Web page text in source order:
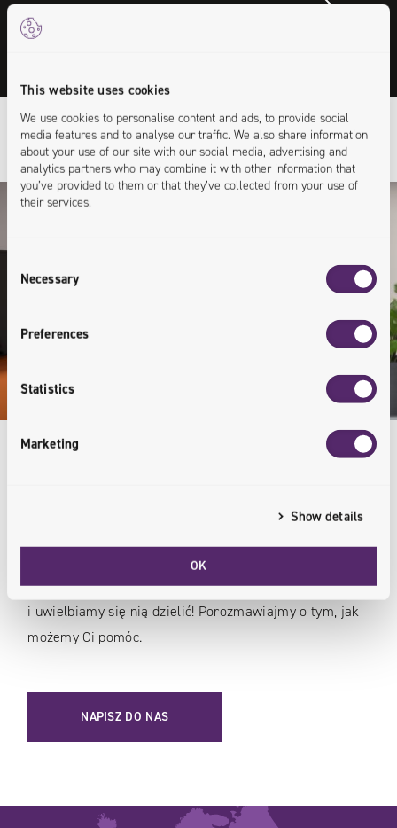
This website uses cookies
We use cookies to personalise content and ads, to provide social
media features and to analyse our traffic. We also share information
about your use of our site with our social media, advertising and
analytics partners who may combine it with other information that
you’ve provided to them or that they’ve collected from your use of
their services.
Selection
Necessary
Preferences
Statistics
Marketing
Show details
OK
specjalistów. Poszerzaj swoje umiejętności w
dla Twojego biznesu
Jak widać, przez lata zdobyliśmy ogromną wiedzę -
i uwielbiamy się nią dzielić! Porozmawiajmy o tym, jak
możemy Ci pomóc.
NAPISZ DO NAS